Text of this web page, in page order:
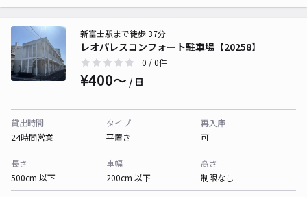
レオパレスコンフォート駐車場【20258】
新富士駅まで徒歩 37分
0 / 0件
¥400〜 / 日
貸出時間
24時間営業
タイプ
平置き
再入庫
可
長さ
500cm 以下
車幅
200cm 以下
高さ
制限なし